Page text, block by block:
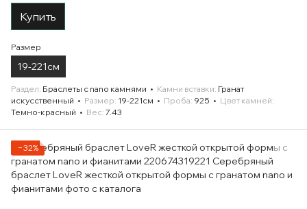
Купить
Размер
19-221см
Раздел Браслеты с nano камнями Камни вставки Гранат
искусственный
Размер 19-221см Проба 925
Цвет камней
Темно-красный
Вес 7.43
−32%